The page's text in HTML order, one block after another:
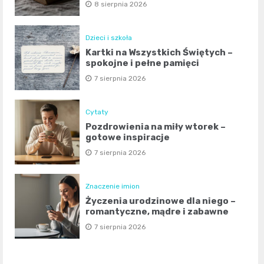
8 sierpnia 2026
Dzieci i szkoła
Kartki na Wszystkich Świętych –
spokojne i pełne pamięci
7 sierpnia 2026
Cytaty
Pozdrowienia na miły wtorek –
gotowe inspiracje
7 sierpnia 2026
Znaczenie imion
Życzenia urodzinowe dla niego –
romantyczne, mądre i zabawne
7 sierpnia 2026